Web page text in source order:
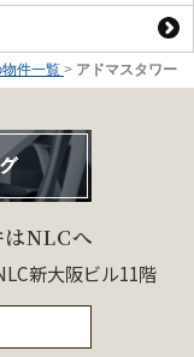
件一覧 > アドマスタワー
NLCへ
新大阪ビル11階